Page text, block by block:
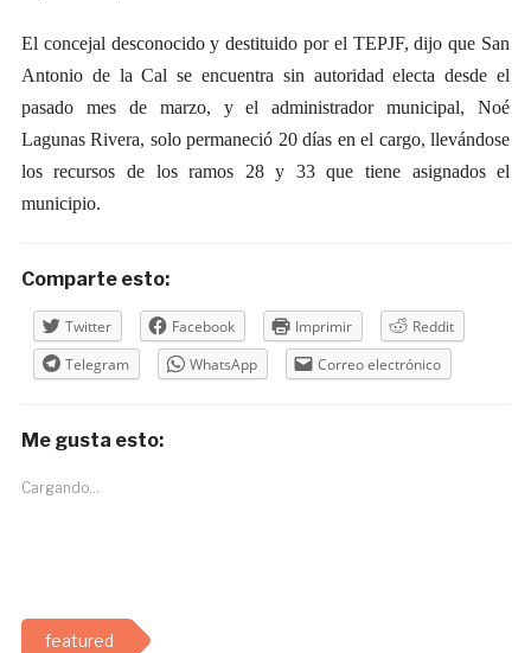
El concejal desconocido y destituido por el TEPJF, dijo que San
Antonio de la Cal se encuentra sin autoridad electa desde el
pasado mes de marzo, y el administrador municipal, Noé
Lagunas Rivera, solo permaneció 20 días en el cargo, llevándose
los recursos de los ramos 28 y 33 que tiene asignados el
municipio.
Comparte esto:
Twitter Facebook Imprimir
Reddit
Telegram
WhatsApp Correo electrónico
Me gusta esto:
Cargando...
featured